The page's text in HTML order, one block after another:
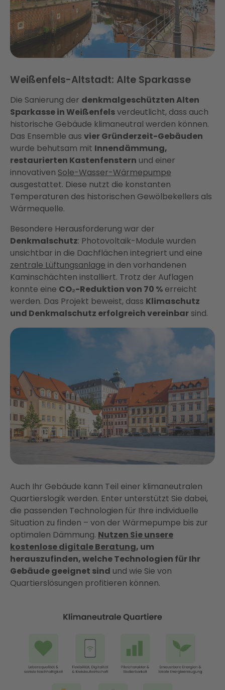
Weißenfels-Altstadt: Alte Sparkasse
Die Sanierung der denkmalgeschützten Alten
Sparkasse in Weißenfelsverdeutlicht, dass auch
historische Gebäude klimaneutral werden können.
Das Ensemble aus vier Gründerzeit-Gebäuden
wurde behutsam mit Innendämmung,
restaurierten Kastenfenstern und einer
innovativen Sole-Wasser-Wärmepumpe
ausgestattet. Diese nutzt die konstanten
Temperaturen des historischen Gewölbekellers als
Wärmequelle.
Besondere Herausforderung war der
Denkmalschutz: Photovoltaik-Module wurden
unsichtbar in die Dachflächen integriert und eine
zentrale Lüftungsanlage in den vorhandenen
Kaminschächten installiert. Trotz der Auflagen
konnte eine CO₂-Reduktion von 70 % erreicht
werden. Das Projekt beweist, dass Klimaschutz
und Denkmalschutz erfolgreich vereinbar sind.
Auch Ihr Gebäude kann Teil einer klimaneutralen
Quartierslogik werden. Enter unterstützt Sie dabei,
die passenden Technologien für Ihre individuelle
Situation zu finden – von der Wärmepumpe bis zur
optimalen Dämmung. Nutzen Sie unsere
kostenlose digitale Beratung, um
herauszufinden, welche Technologien für Ihr
Gebäude geeignet sind und wie Sie von
Quartierslösungen profitieren können.